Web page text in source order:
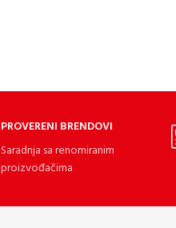
PROVERENI BRENDOVI
Saradnja sa renomiranim
proizvođačima